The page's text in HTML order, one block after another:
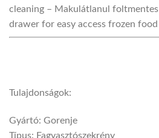
cleaning – Makulátlanul foltmentes
drawer for easy access frozen food
Tulajdonságok:
Gyártó: Gorenje
Típus: Fagyasztószekrény